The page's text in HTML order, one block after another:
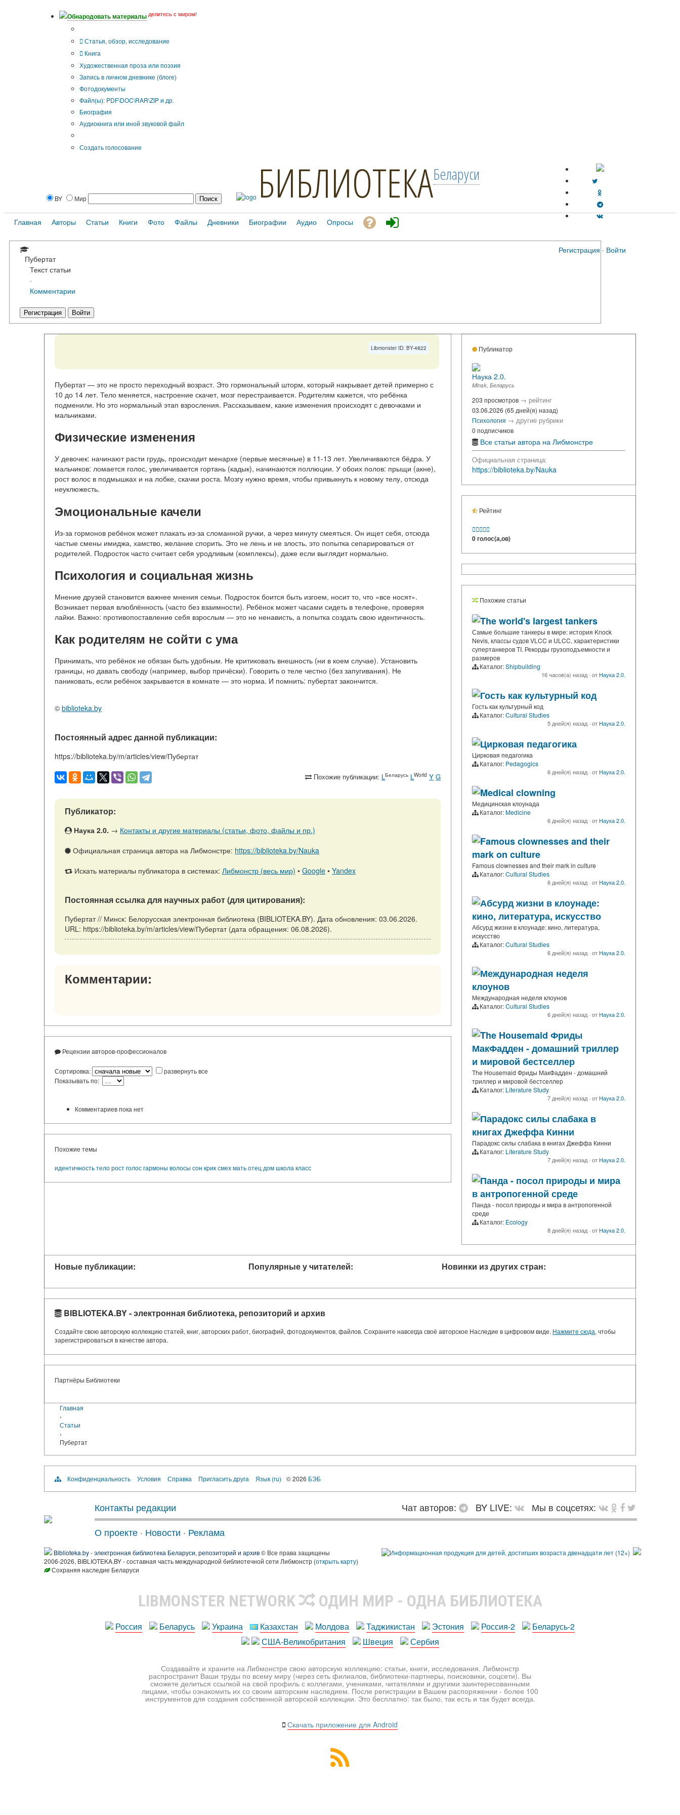
Обнародовать материалы делитесь с миром!
Статья, обзор, исследование
Книга
Художественная проза или поэзия
Запись в личном дневнике (блоге)
Фотодокументы
Файл(ы): PDF\DOC\RAR\ZIP и др.
Биография
Аудиокнига или иной звуковой файл
Создать голосование
BY Мир БИБЛИОТЕКАБеларуси
Регистрация · Войти
Главная Авторы Статьи Книги Фото Файлы Дневники Биографии Аудио Опросы
Пубертат
Текст статьи
·
Комментарии
Регистрация Войти
Libmonster ID: BY-4822
Пубертат — это не просто переходный возраст. Это гормональный шторм, который накрывает детей примерно с
10 до 14 лет. Тело меняется, настроение скачет, мозг перестраивается. Родителям кажется, что ребёнка
подменили. Но это нормальный этап взросления. Рассказываем, какие изменения происходят с девочками и
мальчиками.
Физические изменения
У девочек: начинают расти грудь, происходит менархе (первые месячные) в 11-13 лет. Увеличиваются бёдра. У
мальчиков: ломается голос, увеличивается гортань (кадык), начинаются поллюции. У обоих полов: прыщи (акне),
рост волос в подмышках и на лобке, скачки роста. Мозгу нужно время, чтобы привыкнуть к новому телу, отсюда
неуклюжесть.
Эмоциональные качели
Из-за гормонов ребёнок может плакать из-за сломанной ручки, а через минуту смеяться. Он ищет себя, отсюда
частые смены имиджа, хамство, желание спорить. Это не лень и не злость, это попытка сепарироваться от
родителей. Подросток часто считает себя уродливым (комплексы), даже если выглядит нормально.
Психология и социальная жизнь
Мнение друзей становится важнее мнения семьи. Подросток боится быть изгоем, носит то, что «все носят».
Возникает первая влюблённость (часто без взаимности). Ребёнок может часами сидеть в телефоне, проверяя
лайки. Важно: противопоставление себя взрослым — это не ненависть, а попытка создать свою идентичность.
Как родителям не сойти с ума
Принимать, что ребёнок не обязан быть удобным. Не критиковать внешность (ни в коем случае). Установить
границы, но давать свободу (например, выбор причёски). Говорить о теле честно (без запугивания). Не
паниковать, если ребёнок закрывается в комнате — это норма. И помнить: пубертат закончится.
© biblioteka.by
Постоянный адрес данной публикации:
https://biblioteka.by/m/articles/view/Пубертат
Похожие публикации: LБеларусь LWorld Y G
Публикатор:
Наука 2.0. → Контакты и другие материалы (статьи, фото, файлы и пр.)
Официальная страница автора на Либмонстре: https://biblioteka.by/Nauka
Искать материалы публикатора в системах: Либмонстр (весь мир) • Google • Yandex
Постоянная ссылка для научных работ (для цитирования):
Пубертат // Минск: Белорусская электронная библиотека (BIBLIOTEKA.BY). Дата обновления: 03.06.2026.
URL: https://biblioteka.by/m/articles/view/Пубертат (дата обращения: 06.08.2026).
Комментарии:
Рецензии авторов-профессионалов
Сортировка:
развернуть все
Показывать по:
Комментариев пока нет
Похожие темы
идентичностьтелоростголосгармоны волосы сон криксмехматьотец домшкола класс
Публикатор
Наука 2.0.
Minsk, Беларусь
203 просмотров → рейтинг
03.06.2026 (65 дней(я) назад)
Психология → другие рубрики
0 подписчиков
Все статьи автора на Либмонстре
Официальная страница:
https://biblioteka.by/Nauka
Рейтинг

0 голос(а,ов)
Похожие статьи
The world's largest tankers
Самые большие танкеры в мире: история Knock
Nevis, классы судов VLCC и ULCC, характеристики
супертанкеров TI. Рекорды грузоподъемности и
размеров
Каталог:Shipbuilding
16 часов(а) назад· отНаука 2.0.
Гость как культурный код
Гость как культурный код
Каталог:Cultural Studies
5 дней(я) назад· отНаука 2.0.
Цирковая педагогика
Цирковая педагогика
Каталог: Pedagogics
6 дней(я) назад· отНаука 2.0.
Medical clowning
Медицинская клоунада
Каталог:Medicine
6 дней(я) назад· отНаука 2.0.
Famous clownesses and their
mark on culture
Famous clownesses and their mark in culture
Каталог:Cultural Studies
6 дней(я) назад· отНаука 2.0.
Абсурд жизни в клоунаде:
кино, литература, искусство
Абсурд жизни в клоунаде: кино, литература,
искусство
Каталог:Cultural Studies
6 дней(я) назад· отНаука 2.0.
Международная неделя
клоунов
Международная неделя клоунов
Каталог:Cultural Studies
6 дней(я) назад· отНаука 2.0.
The Housemaid Фриды
МакФадден - домашний триллер
и мировой бестселлер
The Housemaid Фриды МакФадден - домашний
триллер и мировой бестселлер
Каталог: Literature Study
7 дней(я) назад· отНаука 2.0.
Парадокс силы слабака в
книгах Джеффа Кинни
Парадокс силы слабака в книгах Джеффа Кинни
Каталог: Literature Study
7 дней(я) назад· отНаука 2.0.
Панда - посол природы и мира
в антропогенной среде
Панда - посол природы и мира в антропогенной
среде
Каталог: Ecology
8 дней(я) назад· отНаука 2.0.
Новые публикации: Популярные у читателей: Новинки из других стран:
BIBLIOTEKA.BY - электронная библиотека, репозиторий и архив
Создайте свою авторскую коллекцию статей, книг, авторских работ, биографий, фотодокументов, файлов. Сохраните навсегда своё авторское Наследие в цифровом виде. Нажмите сюда, чтобы
зарегистрироваться в качестве автора.
Партнёры Библиотеки
Главная
›
Статьи
›
Пубертат
Конфиденциальность Условия Справка Пригласить друга Язык (ru) © 2026 БЭБ
Контакты редакции Чат авторов: BY LIVE:
Мы в соцсетях:
О проекте · Новости · Реклама
Biblioteka.by - электронная библиотека Беларуси, репозиторий и архив© Все права защищены
2006-2026, BIBLIOTEKA.BY - составная часть международной библиотечной сети Либмонстр (открыть карту)
Сохраняя наследие Беларуси
LIBMONSTER NETWORK ОДИН МИР - ОДНА БИБЛИОТЕКА
Россия Беларусь Украина Казахстан Молдова Таджикистан Эстония Россия-2
Беларусь-2
США-Великобритания
Швеция Сербия
Создавайте и храните на Либмонстре свою авторскую коллекцию: статьи, книги, исследования. Либмонстр
распространит Ваши труды по всему миру (через сеть филиалов, библиотеки-партнеры, поисковики, соцсети). Вы
сможете делиться ссылкой на свой профиль с коллегами, учениками, читателями и другими заинтересованными
лицами, чтобы ознакомить их со своим авторским наследием. После регистрации в Вашем распоряжении - более 100
инструментов для создания собственной авторской коллекции. Это бесплатно: так было, так есть и так будет всегда.
Скачать приложение для Android